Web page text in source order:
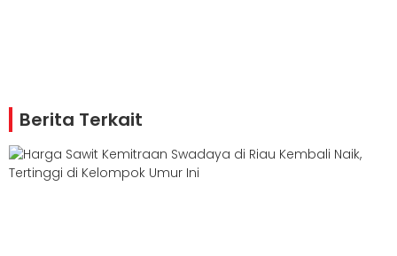
Berita Terkait